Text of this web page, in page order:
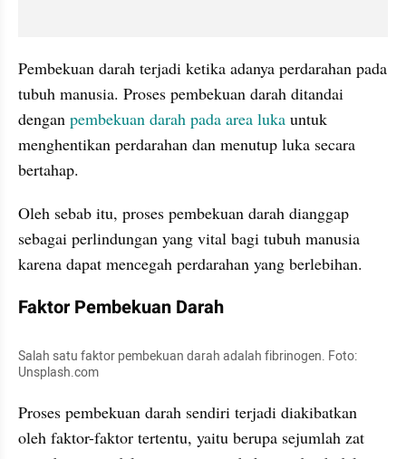
Pembekuan darah terjadi ketika adanya perdarahan pada
tubuh manusia. Proses pembekuan darah ditandai
dengan pembekuan darah pada area luka untuk
menghentikan perdarahan dan menutup luka secara
bertahap.
Oleh sebab itu, proses pembekuan darah dianggap
sebagai perlindungan yang vital bagi tubuh manusia
karena dapat mencegah perdarahan yang berlebihan.
Faktor Pembekuan Darah
Salah satu faktor pembekuan darah adalah fibrinogen. Foto:
Unsplash.com
Proses pembekuan darah sendiri terjadi diakibatkan
oleh faktor-faktor tertentu, yaitu berupa sejumlah zat